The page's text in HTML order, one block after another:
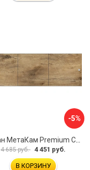
-5%
Экран МетаКам Premium Collection 4650208860133
4 685 руб. 4 451 руб.
В КОРЗИНУ